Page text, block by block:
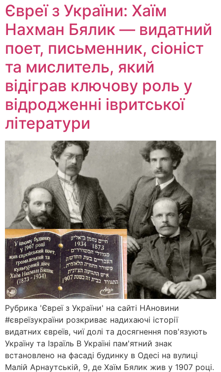
Євреї з України: Хаїм
Нахман Бялик — видатний
поет, письменник, сіоніст
та мислитель, який
відіграв ключову роль у
відродженні івритської
літератури
Рубрика 'Євреї з України' на сайті НАновини
#євреїзукраїни розкриває надихаючі історії
видатних євреїв, чиї долі та досягнення пов'язують
Україну та Ізраїль В Україні пам'ятний знак
встановлено на фасаді будинку в Одесі на вулиці
Малій Арнаутській, 9, де Хаїм Бялик жив у 1907 році.